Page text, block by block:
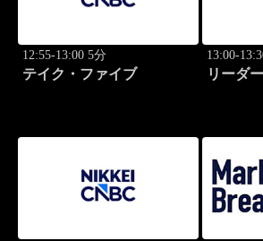
12:55-13:00 5分
テイク・ファイブ
13:00-
リーダ